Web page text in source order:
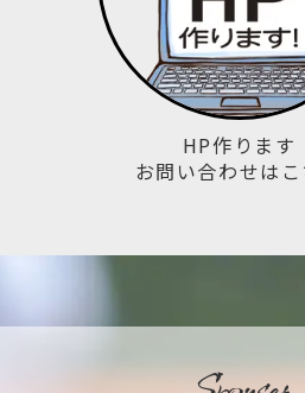
HP作ります
お問い合わせはこ